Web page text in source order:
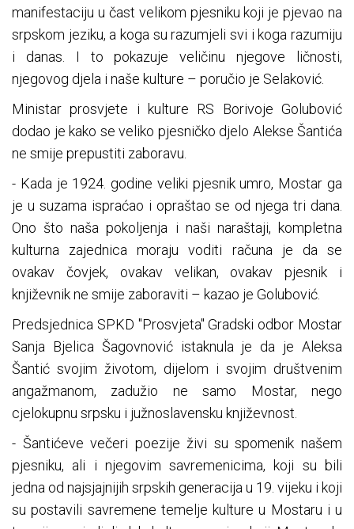
manifestaciju u čast velikom pjesniku koji je pjevao na
srpskom jeziku, a koga su razumjeli svi i koga razumiju
i danas. I to pokazuje veličinu njegove ličnosti,
njegovog djela i naše kulture – poručio je Selaković.
Ministar prosvjete i kulture RS Borivoje Golubović
dodao je kako se veliko pjesničko djelo Alekse Šantića
ne smije prepustiti zaboravu.
- Kada je 1924. godine veliki pjesnik umro, Mostar ga
je u suzama ispraćao i opraštao se od njega tri dana.
Ono što naša pokoljenja i naši naraštaji, kompletna
kulturna zajednica moraju voditi računa je da se
ovakav čovjek, ovakav velikan, ovakav pjesnik i
književnik ne smije zaboraviti – kazao je Golubović.
Predsjednica SPKD "Prosvjeta" Gradski odbor Mostar
Sanja Bjelica Šagovnović istaknula je da je Aleksa
Šantić svojim životom, dijelom i svojim društvenim
angažmanom, zadužio ne samo Mostar, nego
cjelokupnu srpsku i južnoslavensku književnost.
- Šantićeve večeri poezije živi su spomenik našem
pjesniku, ali i njegovim savremenicima, koji su bili
jedna od najsjajnijih srpskih generacija u 19. vijeku i koji
su postavili savremene temelje kulture u Mostaru i u